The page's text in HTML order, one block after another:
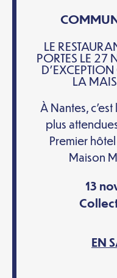
LE
PORTES LE 27
LA
À Nantes,
plus
Premier
Maison
13
EN